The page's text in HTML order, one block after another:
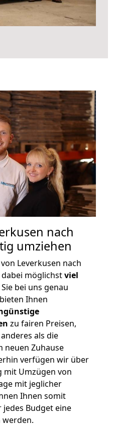
nach
umziehen
Leverkusen nach
möglichstviel
bei uns genau
Ihnen
zu fairen Preisen,
als die
neuen Zuhause
verfügen wir über
mit Umzügen von
mit jeglicher
Ihnen somit
Budget eine
werden.